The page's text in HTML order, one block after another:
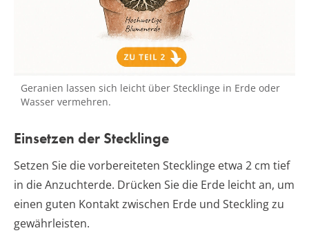
Geranien lassen sich leicht über Stecklinge in Erde oder
Wasser vermehren.
Einsetzen der Stecklinge
Setzen Sie die vorbereiteten Stecklinge etwa 2 cm tief
in die Anzuchterde. Drücken Sie die Erde leicht an, um
einen guten Kontakt zwischen Erde und Steckling zu
gewährleisten.